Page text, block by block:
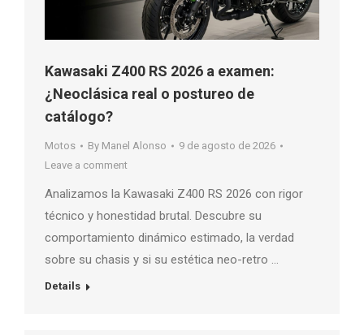
Kawasaki Z400 RS 2026 a examen:
¿Neoclásica real o postureo de
catálogo?
Motos By Manel Alonso
9 de agosto de 2026
Leave a comment
Analizamos la Kawasaki Z400 RS 2026 con rigor
técnico y honestidad brutal. Descubre su
comportamiento dinámico estimado, la verdad
sobre su chasis y si su estética neo-retro …
Details